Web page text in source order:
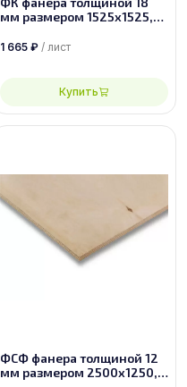
мм размером 1525х1525,
1 665 ₽ / лист
Купить
ФСФ фанера толщиной 12
мм размером 2500х1250,